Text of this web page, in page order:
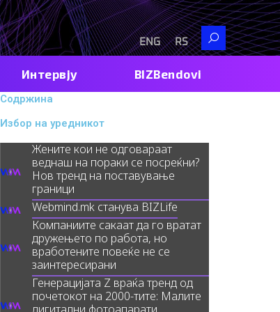
RS
ENG
Search
Интервју BIZBendovi
Содржина
Избор на уредникот
Жените кои не одговараат
веднаш на пораки се посреќни?
Нов тренд на поставување
граници
Webmind.mk станува BIZLife
Компаниите сакаат да го вратат
дружењето по работа, но
вработените повеќе не се
заинтересирани
Генерацијата Z враќа тренд од
почетокот на 2000-тите: Малите